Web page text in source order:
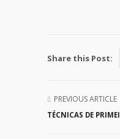
Share this Post:
PREVIOUS ARTICLE
TÉCNICAS DE